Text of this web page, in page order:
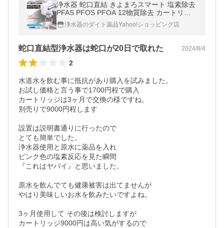
浄水器 蛇口直結 きよまろスマート 塩素除去
PFAS PFOS PFOA 12物質除去 カートリッ
ジ 1個内蔵 おすすめ 取付 簡単 コンパクト
一世帯一台限り
浄水器のダイト薬品Yahoo!ショッピング店
蛇口直結型浄水器は蛇口が20日で取れた 2024/8/4
2
水道水を飲む事に抵抗があり購入を試みました。
お試し価格と言う事で1700円程で購入
カートリッジは3ヶ月で交換の様ですね。
別売りで9000円程します
設置は説明書通りに行ったので
とても簡単でした。
浄水器使用と原水に薬品を入れ
ピンク色の塩素反応を見た瞬間
『これはヤバイ』と思いました。
原水を飲んでても健康被害は出てませんが
やはり美味しいお水を飲みたいですよね。
3ヶ月使用して その後は検討しますが
カートリッジ9000円は高い気がするので